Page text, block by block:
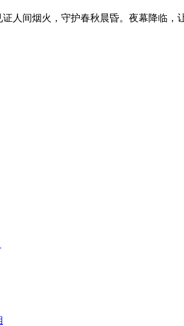
间烟火，守护春秋晨昏。夜幕降临，